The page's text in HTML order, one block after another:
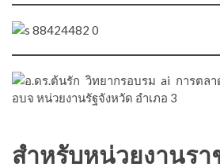
สำหรับหน่วยงานรา